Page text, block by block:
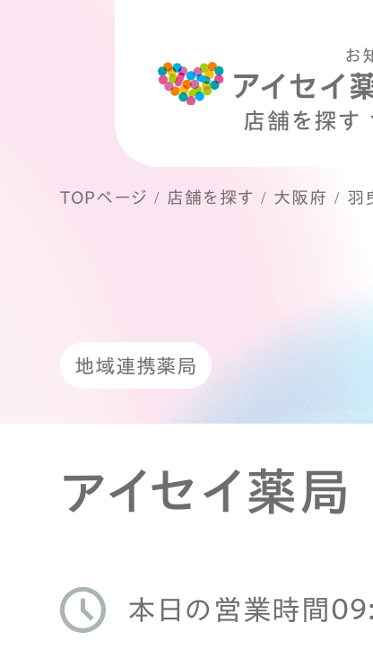
お
店舗を探す
TOPページ 店舗を探す 大阪府 羽
地域連携薬局
アイセイ薬
本日の営業時間